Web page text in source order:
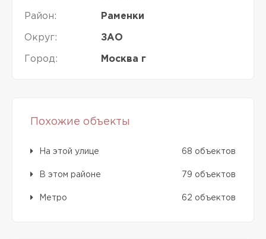
Район: Раменки
Округ: ЗАО
Город: Москва г
Похожие объекты
На этой улице 68 объектов
В этом районе 79 объектов
Метро 62 объектов